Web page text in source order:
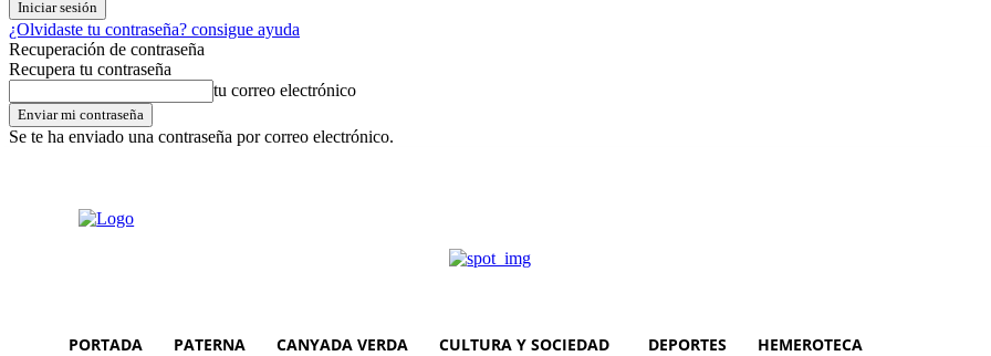
¿Olvidaste tu contraseña? consigue ayuda
Recuperación de contraseña
Recupera tu contraseña
tu correo electrónico
Se te ha enviado una contraseña por correo electrónico.
PORTADA PATERNA CANYADA VERDA CULTURA Y SOCIEDAD DEPORTES HEMEROTECA